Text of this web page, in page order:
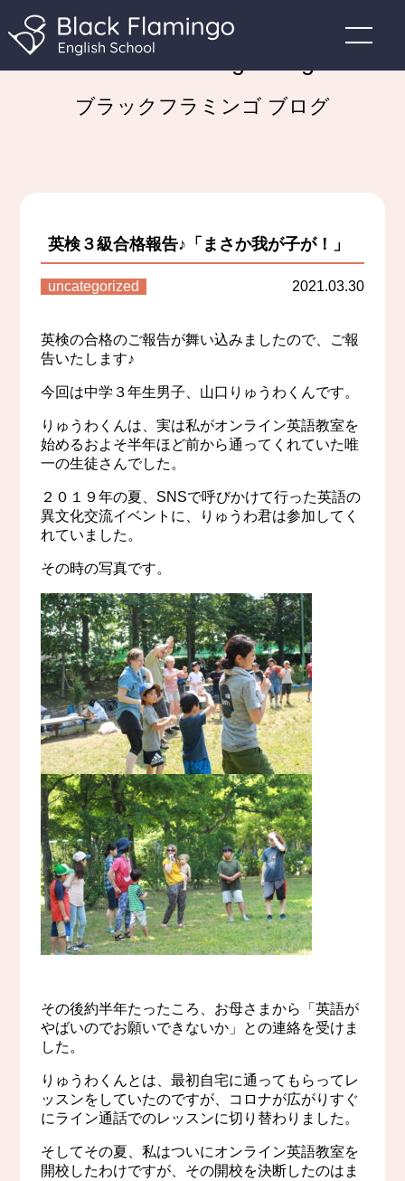
Black Flamingo Blog
ブラックフラミンゴ ブログ
英検３級合格報告♪「まさか我が子が！」
uncategorized 2021.03.30
英検の合格のご報告が舞い込みましたので、ご報
告いたします♪
今回は中学３年生男子、山口りゅうわくんです。
りゅうわくんは、実は私がオンライン英語教室を
始めるおよそ半年ほど前から通ってくれていた唯
一の生徒さんでした。
２０１９年の夏、SNSで呼びかけて行った英語の
異文化交流イベントに、りゅうわ君は参加してく
れていました。
その時の写真です。
その後約半年たったころ、お母さまから「英語が
やばいのでお願いできないか」との連絡を受けま
した。
りゅうわくんとは、最初自宅に通ってもらってレ
ッスンをしていたのですが、コロナが広がりすぐ
にライン通話でのレッスンに切り替わりました。
そしてその夏、私はついにオンライン英語教室を
開校したわけですが、その開校を決断したのはま